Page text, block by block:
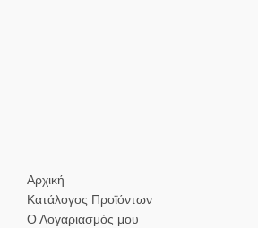
Αρχική
Κατάλογος Προϊόντων
Ο Λογαριασμός μου